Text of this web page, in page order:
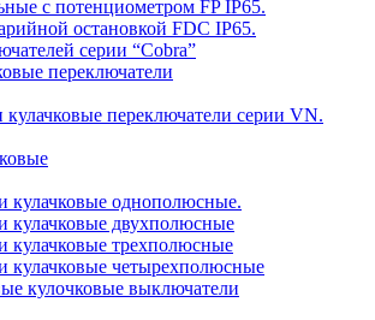
с потенциометром FP IP65.
остановкой FDC IP65.
серии “Cobra”
переключатели
переключатели серии VN.
кулачковые однополюсные.
кулачковые двухполюсные
кулачковые трехполюсные
кулачковые четырехполюсные
кулочковые выключатели